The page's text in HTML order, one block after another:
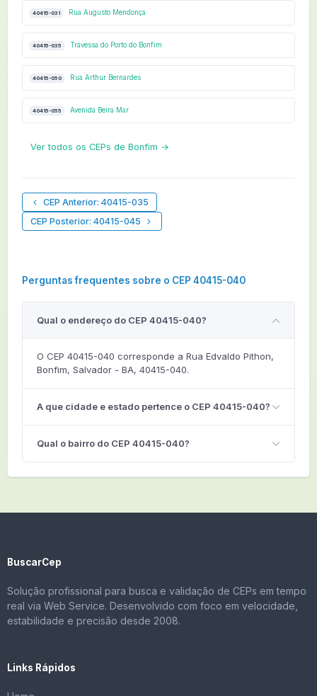
40415-031 Rua Augusto Mendonça
40415-035 Travessa do Porto do Bonfim
40415-050 Rua Arthur Bernardes
40415-055 Avenida Beira Mar
Ver todos os CEPs de Bonfim →
CEP Anterior: 40415-035
CEP Posterior: 40415-045
Perguntas frequentes sobre o CEP 40415-040
Qual o endereço do CEP 40415-040?
O CEP 40415-040 corresponde a Rua Edvaldo Pithon,
Bonfim, Salvador - BA, 40415-040.
A que cidade e estado pertence o CEP 40415-040?
Qual o bairro do CEP 40415-040?
BuscarCep
Solução profissional para busca e validação de CEPs em tempo
real via Web Service. Desenvolvido com foco em velocidade,
estabilidade e precisão desde 2008.
Links Rápidos